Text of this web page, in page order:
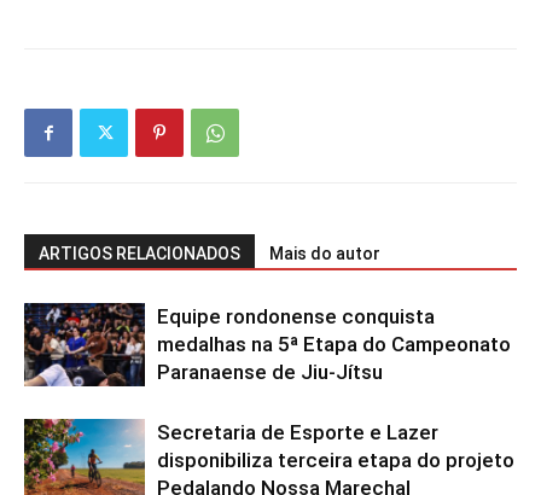
ARTIGOS RELACIONADOS Mais do autor
Equipe rondonense conquista
medalhas na 5ª Etapa do Campeonato
Paranaense de Jiu-Jítsu
Secretaria de Esporte e Lazer
disponibiliza terceira etapa do projeto
Pedalando Nossa Marechal